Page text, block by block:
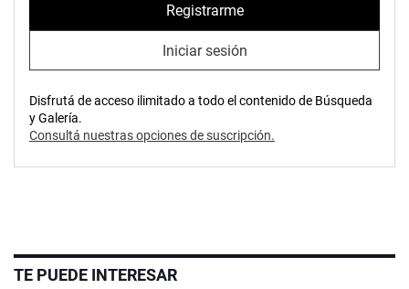
Registrarme
Iniciar sesión
Disfrutá de acceso ilimitado a todo el contenido de Búsqueda
y Galería.
Consultá nuestras opciones de suscripción.
TE PUEDE INTERESAR